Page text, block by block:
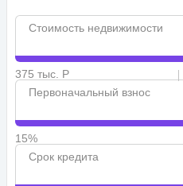
Стоимость недвижимости
375 тыс. Р
Первоначальный взнос
15%
Срок кредита